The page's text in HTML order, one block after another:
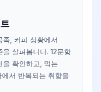
족, 커피 상황에서
살펴봅니다. 12문항
을 확인하고, 먹는
서 반복되는 취향을